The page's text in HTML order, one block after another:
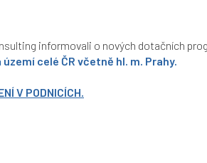
informovali o nových dotačních
území celé ČR včetně hl. m. Prahy.
V PODNICÍCH.